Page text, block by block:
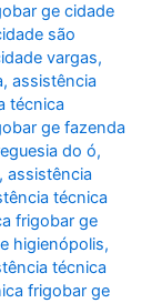
ge cidade
são
vargas,
,assistência
técnica
ge fazenda
do ó,
,assistência
técnica
frigobar ge
higienópolis,
técnica
frigobar ge